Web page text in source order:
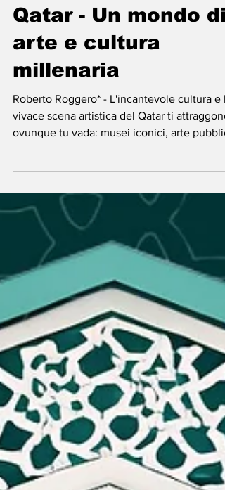
20 dic 2025
Tempo di lettura: 7 min
Qatar - Un mondo di
arte e cultura
millenaria
Roberto Roggero* - L'incantevole cultura e
modernista e siti storici: tutti in attesa di
essere scoperti. Museo dell’arte islamica
Situato su un'isola appositamente costruita
adiacente alla Corniche, il lungomare di
Doha, l'edificio stesso è una meraviglia
architettonica progettata dall'architetto I.M.
Pei, vincitore del Premio Pritzker. Il muse